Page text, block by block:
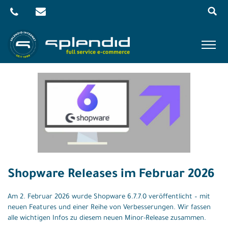
Skip
Menu
Shopware Releases im Februar 2026
Am 2. Februar 2026 wurde Shopware 6.7.7.0 veröffentlicht – mit
neuen Features und einer Reihe von Verbesserungen. Wir fassen
alle wichtigen Infos zu diesem neuen Minor-Release zusammen.